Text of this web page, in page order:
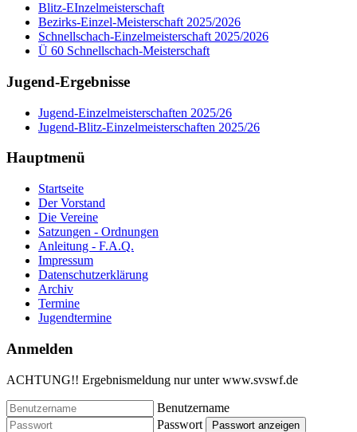
Blitz-EInzelmeisterschaft
Bezirks-Einzel-Meisterschaft 2025/2026
Schnellschach-Einzelmeisterschaft 2025/2026
Ü 60 Schnellschach-Meisterschaft
Jugend-Ergebnisse
Jugend-Einzelmeisterschaften 2025/26
Jugend-Blitz-Einzelmeisterschaften 2025/26
Hauptmenü
Startseite
Der Vorstand
Die Vereine
Satzungen - Ordnungen
Anleitung - F.A.Q.
Impressum
Datenschutzerklärung
Archiv
Termine
Jugendtermine
Anmelden
ACHTUNG!! Ergebnismeldung nur unter www.svswf.de
Benutzername
Passwort
Passwort anzeigen